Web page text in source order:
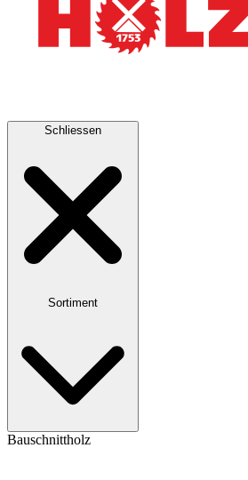
Schliessen
Sortiment
Bauschnittholz